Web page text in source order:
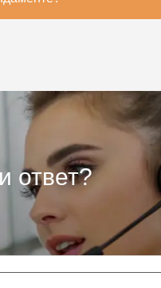
с фундаментов все в
в самой
этом случае стоит
здания, пока не поздно.
проблемы можно
в слабых
иньюктирования или
Во время
залог надежности,
и вашего
ответ?